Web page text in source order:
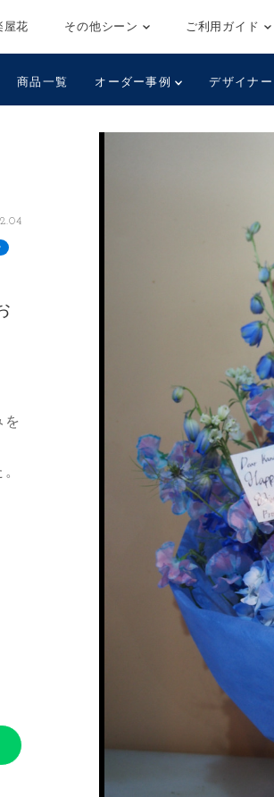
屋花 その他シーン ご利用ガイド
商品一覧 オーダー事例 デザイナ